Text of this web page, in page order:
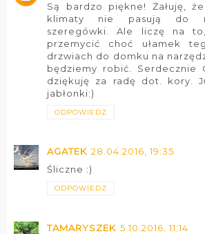
Są bardzo piękne! Żałuję,
klimaty nie pasują do
szeregówki. Ale liczę na
przemycić choć ułamek
drzwiach do domku na
będziemy robić. Serdecznie
dziękuję za radę dot. kory.
jabłonki:)
ODPOWIEDZ
AGATEK 28.04.2016, 19:35
Śliczne :)
ODPOWIEDZ
TAMARYSZEK 5.10.2016, 11:14